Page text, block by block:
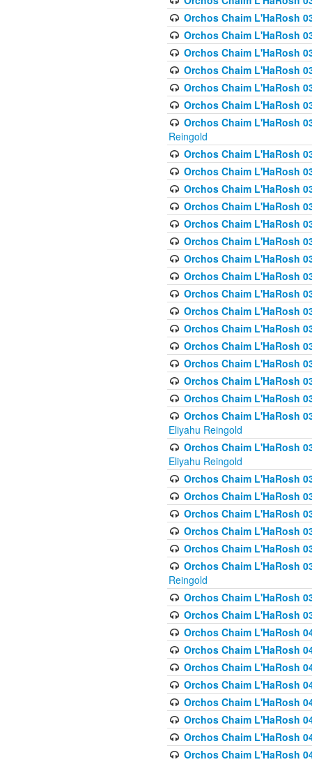
Orchos Chaim L'HaRosh
Orchos Chaim L'HaRosh
Orchos Chaim L'HaRosh
Orchos Chaim L'HaRosh
Orchos Chaim L'HaRosh
Orchos Chaim L'HaRosh
Orchos Chaim L'HaRosh
Reingold
Orchos Chaim L'HaRosh
Orchos Chaim L'HaRosh
Orchos Chaim L'HaRosh
Orchos Chaim L'HaRosh
Orchos Chaim L'HaRosh
Orchos Chaim L'HaRosh
Orchos Chaim L'HaRosh
Orchos Chaim L'HaRosh
Orchos Chaim L'HaRosh
Orchos Chaim L'HaRosh
Orchos Chaim L'HaRosh
Orchos Chaim L'HaRosh
Orchos Chaim L'HaRosh
Orchos Chaim L'HaRosh
Orchos Chaim L'HaRosh
Orchos Chaim L'HaRosh
Eliyahu Reingold
Orchos Chaim L'HaRosh
Eliyahu Reingold
Orchos Chaim L'HaRosh
Orchos Chaim L'HaRosh
Orchos Chaim L'HaRosh
Orchos Chaim L'HaRosh
Orchos Chaim L'HaRosh
Orchos Chaim L'HaRosh
Reingold
Orchos Chaim L'HaRosh
Orchos Chaim L'HaRosh
Orchos Chaim L'HaRosh
Orchos Chaim L'HaRosh
Orchos Chaim L'HaRosh
Orchos Chaim L'HaRosh
Orchos Chaim L'HaRosh
Orchos Chaim L'HaRosh
Orchos Chaim L'HaRosh
Orchos Chaim L'HaRosh